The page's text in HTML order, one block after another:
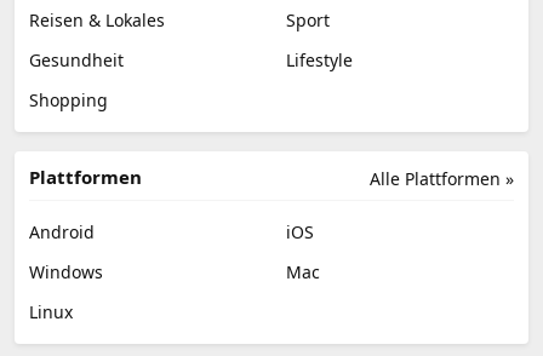
Reisen & Lokales
Sport
Gesundheit
Lifestyle
Shopping
Alle Plattformen »
Plattformen
Android
iOS
Windows
Mac
Linux